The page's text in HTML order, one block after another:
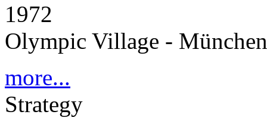
1972
Olympic Village -
more...
Strategy